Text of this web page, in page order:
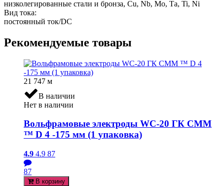
низколегированные стали и бронза, Cu, Nb, Мо, Та, Ti, Ni
Вид тока:
постоянный ток/DC
Рекомендуемые товары
21 747 м
В наличии
Нет в наличии
Вольфрамовые электроды WC-20 ГК СММ
™ D 4 -175 мм (1 упаковка)
4.9 4.9 87
87
В корзину